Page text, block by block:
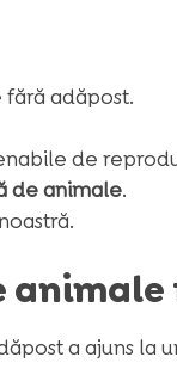
adăpost.
de
de animale.
a ajuns la